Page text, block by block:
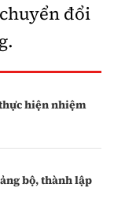
đổi
hiện nhiệm
bộ, thành lập